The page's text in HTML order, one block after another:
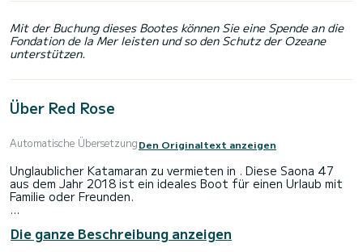
Mit der Buchung dieses Bootes können Sie eine Spende an die
Fondation de la Mer leisten und so den Schutz der Ozeane
unterstützen.
Über Red Rose
Automatische ÜbersetzungDen Originaltext anzeigen
Unglaublicher Katamaran zu vermieten in . Diese Saona 47
aus dem Jahr 2018 ist ein ideales Boot für einen Urlaub mit
Familie oder Freunden.
bietet Platz für 11 Personen. Mit einer Gesamtlänge von 14
Metern ist es Ihr bester Verbündeter, um einen
Die ganze Beschreibung anzeigen